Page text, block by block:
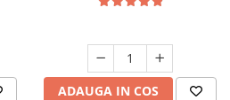
ADAUGA IN COS